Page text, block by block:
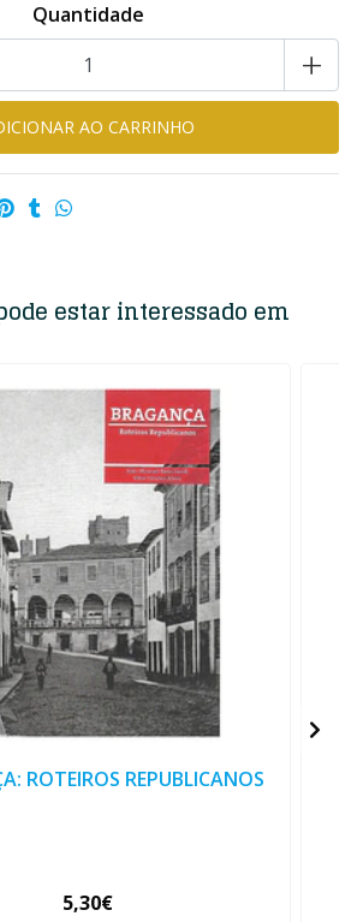
Quantidade
+
estar interessado em
ROTEIROS REPUBLICANOS
5,30€